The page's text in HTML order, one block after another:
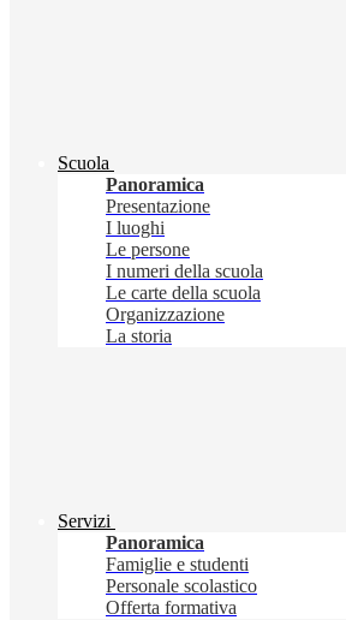
Scuola
Panoramica
Presentazione
I luoghi
Le persone
I numeri della scuola
Le carte della scuola
Organizzazione
La storia
Servizi
Panoramica
Famiglie e studenti
Personale scolastico
Offerta formativa